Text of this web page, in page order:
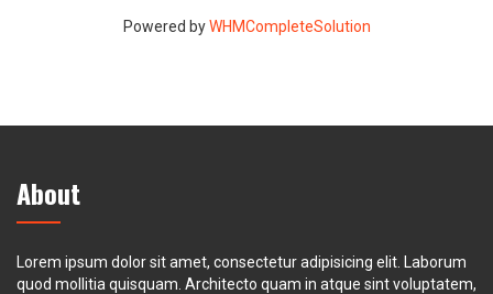
Powered byWHMCompleteSolution
About
Lorem ipsum dolor sit amet, consectetur adipisicing elit. Laborum
quod mollitia quisquam. Architecto quam in atque sint voluptatem,